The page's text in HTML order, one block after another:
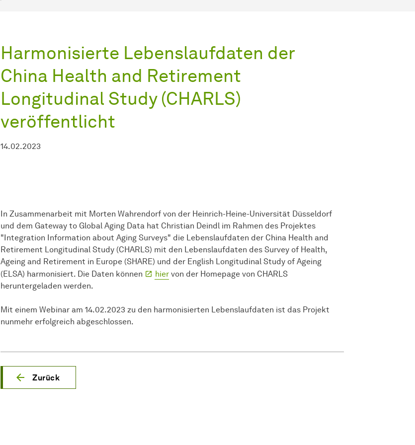
Harmonisierte Lebenslaufdaten der
China Health and Retirement
Longitudinal Study (CHARLS)
veröffentlicht
14.02.2023
In Zusammenarbeit mit Morten Wahrendorf von der Heinrich-Heine-Universität Düsseldorf
und dem Gateway to Global Aging Data hat Christian Deindl im Rahmen des Projektes
"Integration Information about Aging Surveys" die Lebenslaufdaten der China Health and
Retirement Longitudinal Study (CHARLS) mit den Lebenslaufdaten des Survey of Health,
Ageing and Retirement in Europe (SHARE) und der English Longitudinal Study of Ageing
(ELSA) harmonisiert. Die Daten können
hier von der Homepage von CHARLS
heruntergeladen werden.
Mit einem Webinar am 14.02.2023 zu den harmonisierten Lebenslaufdaten ist das Projekt
nunmehr erfolgreich abgeschlossen.
Zurück